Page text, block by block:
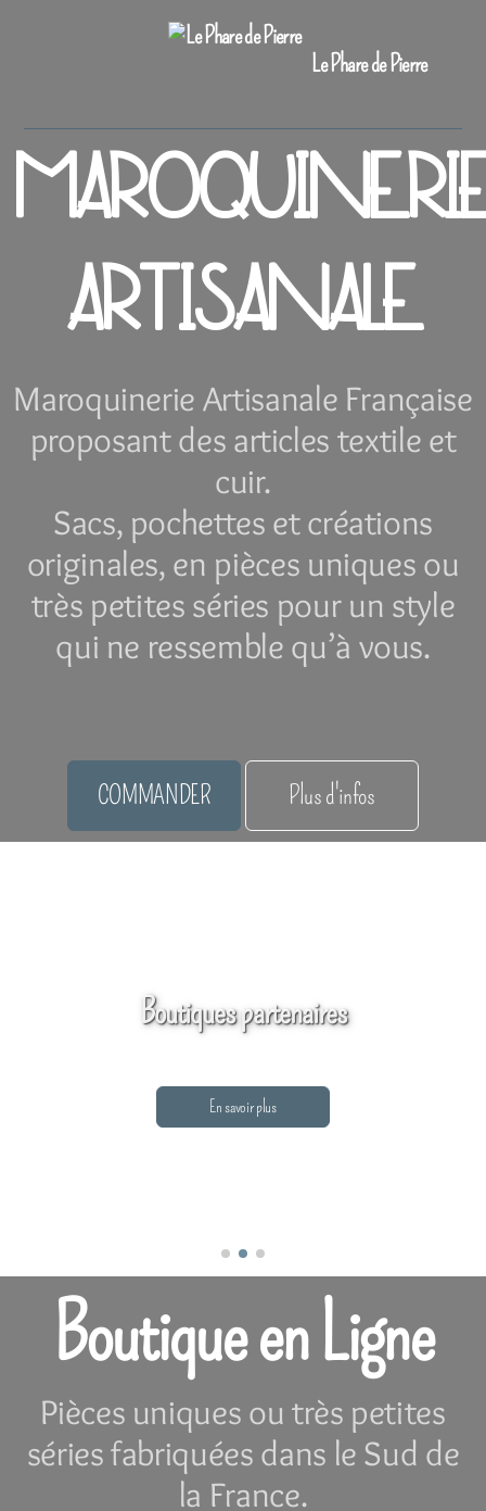
Le Phare de Pierre
ARTISANALE
Maroquinerie Artisanale Française
proposant des articles textile et
cuir.
Sacs, pochettes et créations
originales, en pièces uniques ou
très petites séries pour un style
qui ne ressemble qu’à vous.
COMMANDER Plus d'infos
Boutiques partenaires
En savoir plus
Boutique en Ligne
Pièces uniques ou très petites
séries fabriquées dans le Sud de
la France.